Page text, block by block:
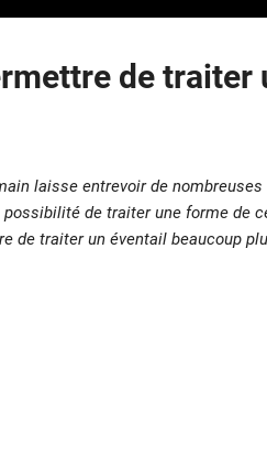
de traiter
laisse entrevoir de nombreuses
possibilité de traiter une forme de
de traiter un éventail beaucoup